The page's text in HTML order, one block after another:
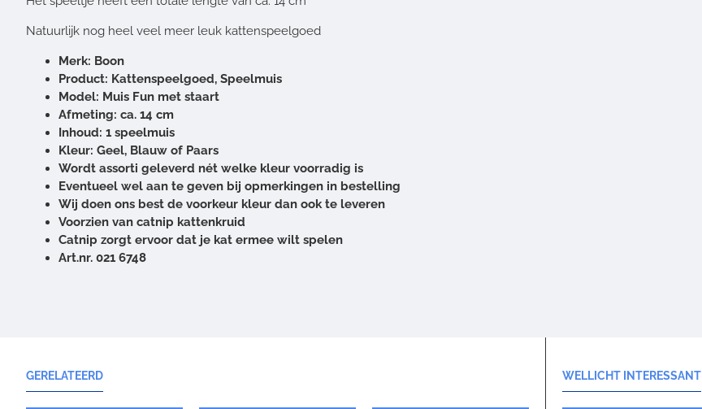
Natuurlijk nog heel veel meer leuk kattenspeelgoed
Merk: Boon
Product: Kattenspeelgoed, Speelmuis
Model: Muis Fun met staart
Afmeting: ca. 14 cm
Inhoud: 1 speelmuis
Kleur: Geel, Blauw of Paars
Wordt assorti geleverd nét welke kleur voorradig is
Eventueel wel aan te geven bij opmerkingen in bestelling
Wij doen ons best de voorkeur kleur dan ook te leveren
Voorzien van catnip kattenkruid
Catnip zorgt ervoor dat je kat ermee wilt spelen
Art.nr. 021 6748
GERELATEERD WELLICHT INTERESSANT